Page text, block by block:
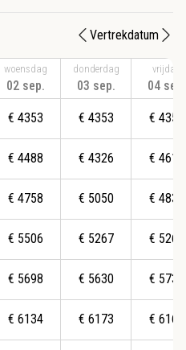
Vertrekdatum
woensdag
02 sep.
€ 4353
€ 4488
€ 4758
€ 5506
€ 5698
€ 6134
donderdag
03 sep.
€ 4353
€ 4326
€ 5050
€ 5267
€ 5630
€ 6173
vrijdag
04 sep.
€ 4353
€ 4612
€ 4830
€ 5267
€ 5737
€ 6168